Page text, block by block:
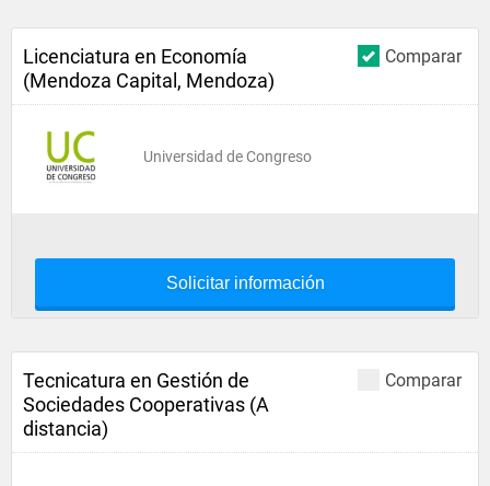
Comparar
Licenciatura en Economía
(Mendoza Capital, Mendoza)
Universidad de Congreso
Solicitar información
Comparar
Tecnicatura en Gestión de
Sociedades Cooperativas (A
distancia)